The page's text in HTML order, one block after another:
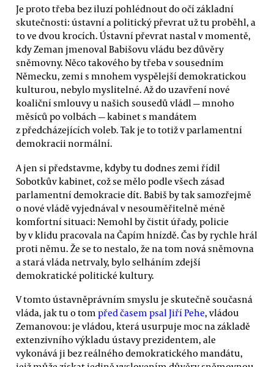
Je proto třeba bez iluzí pohlédnout do očí základní
skutečnosti: ústavní a politický převrat už tu proběhl, a
to ve dvou krocích. Ústavní převrat nastal v momentě,
kdy Zeman jmenoval Babišovu vládu bez důvěry
sněmovny. Něco takového by třeba v sousedním
Německu, zemi s mnohem vyspělejší demokratickou
kulturou, nebylo myslitelné. Až do uzavření nové
koaliční smlouvy u našich sousedů vládl — mnoho
měsíců po volbách — kabinet s mandátem
z předcházejících voleb. Tak je to totiž v parlamentní
demokracii normální.
A jen si představme, kdyby tu dodnes zemi řídil
Sobotkův kabinet, což se mělo podle všech zásad
parlamentní demokracie dít. Babiš by tak samozřejmě
o nové vládě vyjednával v nesouměřitelně méně
komfortní situaci: Nemohl by čistit úřady, policie
by v klidu pracovala na Čapím hnízdě. Čas by rychle hrál
proti němu. Že se to nestalo, že na tom nová sněmovna
a stará vláda netrvaly, bylo selháním zdejší
demokratické politické kultury.
V tomto ústavněprávním smyslu je skutečně současná
vláda, jak tu o tom před časem psal Jiří Pehe, vládou
Zemanovou: je vládou, která usurpuje moc na základě
extenzivního výkladu ústavy prezidentem, ale
vykonává ji bez reálného demokratického mandátu,